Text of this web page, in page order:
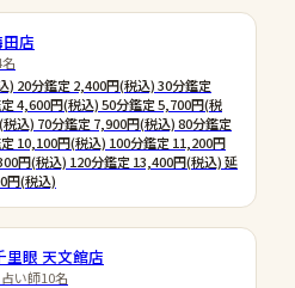
店
) 20分鑑定 2,400円(税込) 30分鑑定
4,600円(税込) 50分鑑定 5,700円(税
込) 70分鑑定 7,900円(税込) 80分鑑定
10,100円(税込) 100分鑑定 11,200円
円(税込) 120分鑑定 13,400円(税込) 延
円(税込)
里眼 天文館店
い師10名